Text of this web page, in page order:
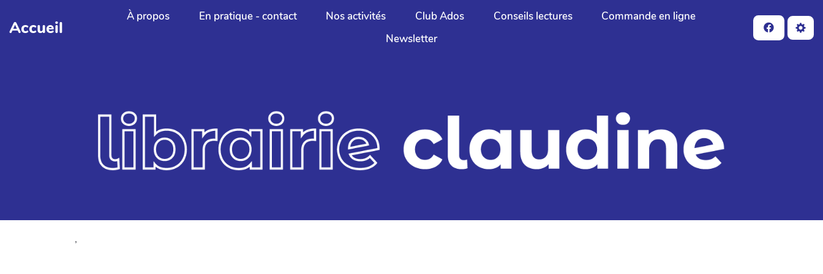
Aller au contenu principal
Accueil
À propos En pratique - contact Nos activités Club Ados Conseils lectures
Commande en ligne
Newsletter
,